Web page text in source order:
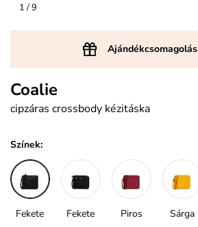
1/ 9
Ajándékcsomagolás
Coalie
cipzáras crossbody kézitáska
Színek:
Fekete Fekete Piros Sárga